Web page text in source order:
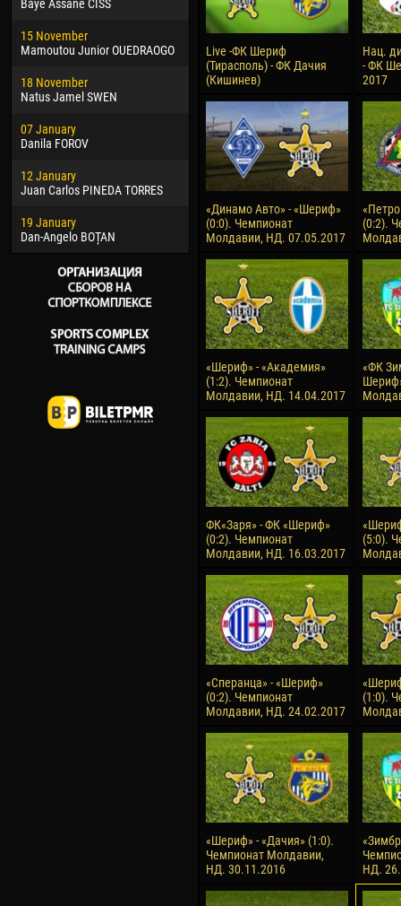
Baye Assane CISS
15 November
Mamoutou Junior OUEDRAOGO
18 November
Natus Jamel SWEN
07 January
Danila FOROV
12 January
Juan Carlos PINEDA TORRES
19 January
Dan-Angelo BOȚAN
09 March
Emmanuel AFETSE
20 March
Jayder Moreno ASPRILLA
22 March
Samba KONÉ
26 March
Vitor Hugo Morais de OLIVEIRA
28 March
Raí LOPES DE OLIVEIRA
15
24
28
10
15
Ivan
Live -ФК Шериф
(Тирасполь) - ФК Дачия
(Кишинев)
Нац.
- ФК
2017
«Динамо Авто» - «Шериф»
(0:0). Чемпионат
Молдавии, НД. 07.05.2017
(0:2).
«Шериф» - «Академия»
(1:2). Чемпионат
Молдавии, НД. 14.04.2017
«ФК
ФК«Заря» - ФК «Шериф»
(0:2). Чемпионат
Молдавии, НД. 16.03.2017
(5:0).
«Сперанца» - «Шериф»
(0:2). Чемпионат
Молдавии, НД. 24.02.2017
(1:0).
«Шериф» - «Дачия» (1:0).
Чемпионат Молдавии,
НД. 30.11.2016
НД.